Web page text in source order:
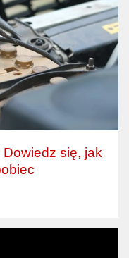
Dowiedz się, jak